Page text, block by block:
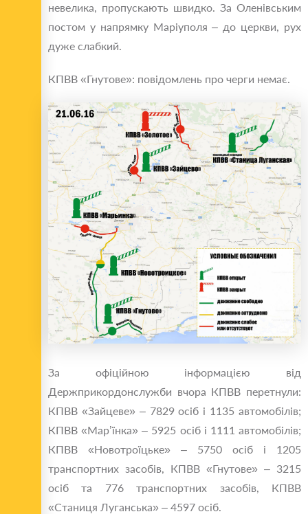
невелика, пропускають швидко. За Оленівським
постом у напрямку Маріуполя – до церкви, рух
дуже слабкий.
КПВВ «Гнутове»: повідомлень про черги немає.
За офіційною інформацією від
Держприкордонслужби вчора КПВВ перетнули:
КПВВ «Зайцеве» – 7829 осіб і 1135 автомобілів;
КПВВ «Мар’їнка» – 5925 осіб і 1111 автомобілів;
КПВВ «Новотроїцьке» – 5750 осіб і 1205
транспортних засобів, КПВВ «Гнутове» – 3215
осіб та 776 транспортних засобів, КПВВ
«Станиця Луганська» – 4597 осіб.